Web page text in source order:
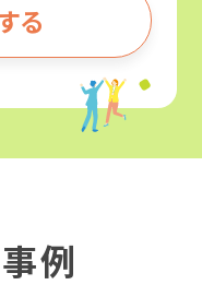
る
例